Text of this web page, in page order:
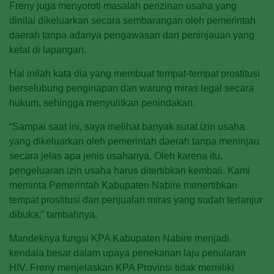
Freny juga menyoroti masalah perizinan usaha yang
dinilai dikeluarkan secara sembarangan oleh pemerintah
daerah tanpa adanya pengawasan dan peninjauan yang
ketat di lapangan.
Hal inilah kata dia yang membuat tempat-tempat prostitusi
berselubung penginapan dan warung miras legal secara
hukum, sehingga menyulitkan penindakan.
“Sampai saat ini, saya melihat banyak surat izin usaha
yang dikeluarkan oleh pemerintah daerah tanpa meninjau
secara jelas apa jenis usahanya. Oleh karena itu,
pengeluaran izin usaha harus ditertibkan kembali. Kami
meminta Pemerintah Kabupaten Nabire menertibkan
tempat prostitusi dan penjualan miras yang sudah terlanjur
dibuka,” tambahnya.
Mandeknya fungsi KPA Kabupaten Nabire menjadi
kendala besar dalam upaya penekanan laju penularan
HIV. Freny menjelaskan KPA Provinsi tidak memiliki